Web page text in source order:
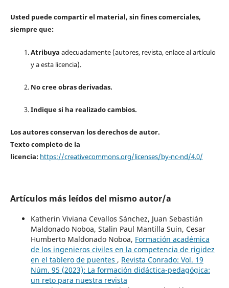
Usted puede compartir el material, sin fines comerciales,
siempre que:
Atribuya adecuadamente (autores, revista, enlace al artículo
y a esta licencia).
No cree obras derivadas.
Indique si ha realizado cambios.
Los autores conservan los derechos de autor.
Texto completo de la
licencia: https://creativecommons.org/licenses/by-nc-nd/4.0/
Artículos más leídos del mismo autor/a
Katherin Viviana Cevallos Sánchez, Juan Sebastián
Maldonado Noboa, Stalin Paul Mantilla Suin, Cesar
Humberto Maldonado Noboa, Formación académica
de los ingenieros civiles en la competencia de rigidez
en el tablero de puentes , Revista Conrado: Vol. 19
Núm. 95 (2023): La formación didáctica-pedagógica:
un reto para nuestra revista